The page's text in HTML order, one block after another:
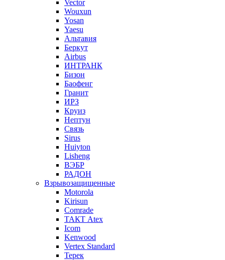
Vector
Wouxun
Yosan
Yaesu
Альтавия
Беркут
Airbus
ИНТРАНК
Бизон
Баофенг
Гранит
ИРЗ
Круиз
Нептун
Связь
Sirus
Huiyton
Lisheng
ВЭБР
РАДОН
Взрывозащищенные
Motorola
Kirisun
Comrade
ТАКТ Atex
Icom
Kenwood
Vertex Standard
Терек